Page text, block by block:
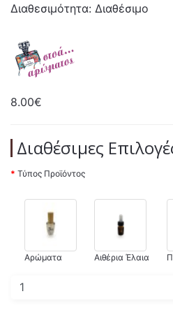
Διαθεσιμότητα: Διαθέσιμο
8.00€
Διαθέσιμες
Τύπος Προϊόντος
Αρώματα Αιθέρια Έλαια